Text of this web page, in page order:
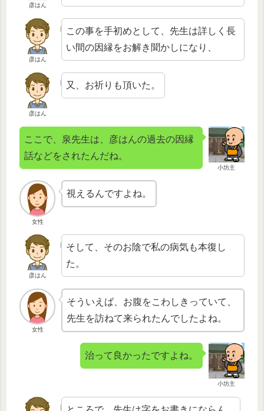
彦はん
彦はん
この事を手初めとして、先生は詳しく長
い間の因縁をお解き聞かしになり、
彦はん
又、お祈りも頂いた。
小坊主
ここで、泉先生は、彦はんの過去の因縁
話などをされたんだね。
女性
視えるんですよね。
彦はん
そして、そのお陰で私の病気も本復し
た。
女性
そういえば、お腹をこわしきっていて、
先生を訪ねて来られたんでしたよね。
小坊主
治って良かったですよね。